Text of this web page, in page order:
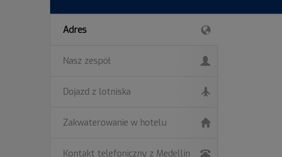
Adres
Nasz zespół
Dojazd z lotniska
Zakwaterowanie w hotelu
Kontakt telefoniczny z Medellin